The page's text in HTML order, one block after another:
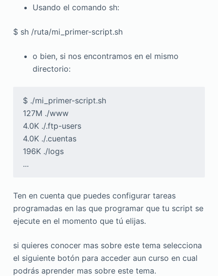
Usando el comando sh:
$ sh /ruta/mi_primer-script.sh
o bien, si nos encontramos en el mismo
directorio:
$ ./mi_primer-script.sh
127M ./www
4.0K ./.ftp-users
4.0K ./.cuentas
196K ./logs
...
Ten en cuenta que puedes configurar tareas
programadas en las que programar que tu script se
ejecute en el momento que tú elijas.
si quieres conocer mas sobre este tema selecciona
el siguiente botón para acceder aun curso en cual
podrás aprender mas sobre este tema.